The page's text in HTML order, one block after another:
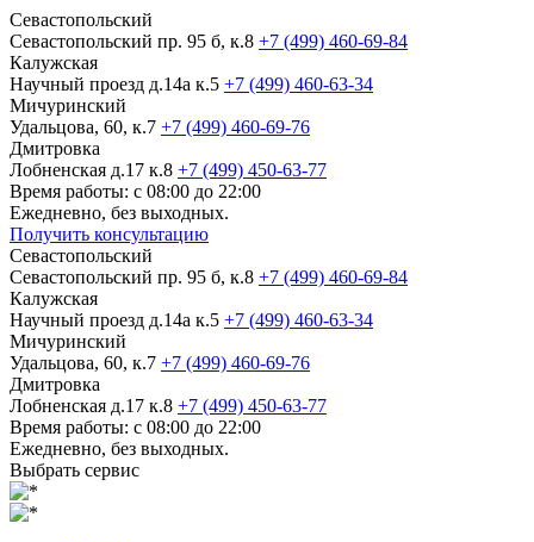
Севастопольский
Севастопольский пр. 95 б, к.8 +7 (499) 460-69-84
Калужская
Научный проезд д.14а к.5 +7 (499) 460-63-34
Мичуринский
Удальцова, 60, к.7 +7 (499) 460-69-76
Дмитровка
Лобненская д.17 к.8 +7 (499) 450-63-77
Время работы: с 08:00 до 22:00
Ежедневно, без выходных.
Получить консультацию
Севастопольский
Севастопольский пр. 95 б, к.8 +7 (499) 460-69-84
Калужская
Научный проезд д.14а к.5 +7 (499) 460-63-34
Мичуринский
Удальцова, 60, к.7 +7 (499) 460-69-76
Дмитровка
Лобненская д.17 к.8 +7 (499) 450-63-77
Время работы: с 08:00 до 22:00
Ежедневно, без выходных.
Выбрать сервис